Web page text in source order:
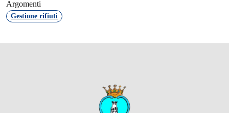
Argomenti
Gestione rifiuti